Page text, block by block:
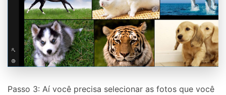
Passo 3: Aí você precisa selecionar as fotos que você